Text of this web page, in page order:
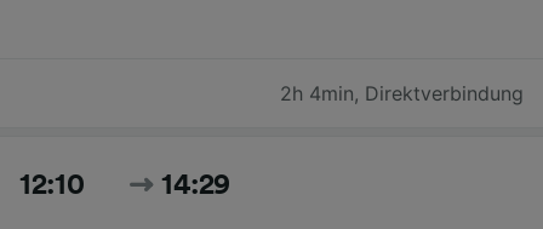
2h 4min, Direktverbindung
12:10 14:29